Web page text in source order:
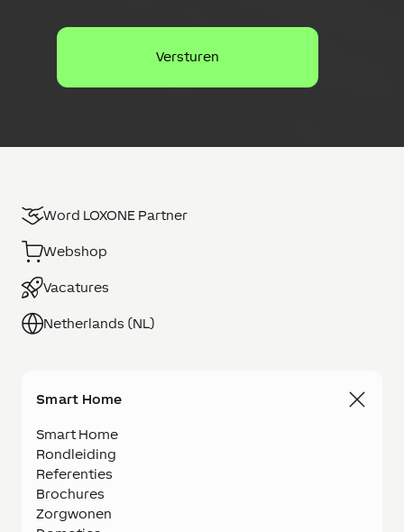
s
e
m
Word LOXONE Partner
Webshop
Vacatures
Netherlands (NL)
Smart Home
Smart Home
Rondleiding
Referenties
Brochures
Zorgwonen